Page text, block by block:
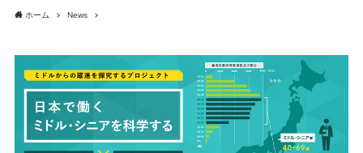
ホーム News